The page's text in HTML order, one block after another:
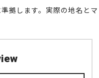
拠します。実際の地名とマ